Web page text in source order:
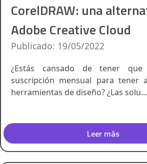
CorelDRAW: una
Adobe Creative Cloud
Publicado: 19/05/2022
¿Estás cansado de tener
suscripción mensual para tener
herramientas de diseño? ¿Las solu...
Leer más